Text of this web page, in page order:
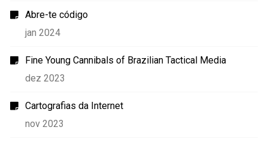
Abre-te código
jan 2024
Fine Young Cannibals of Brazilian Tactical Media
dez 2023
Cartografias da Internet
nov 2023